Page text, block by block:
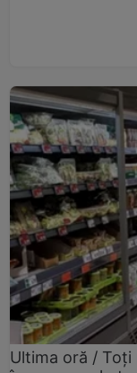
Ultima oră / Toți